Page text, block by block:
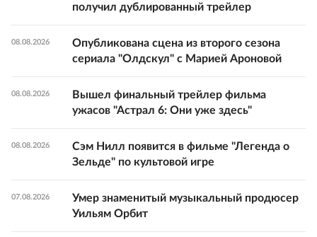
получил дублированный трейлер
08.08.2026
Опубликована сцена из второго сезона
сериала "Олдскул" с Марией Ароновой
08.08.2026
Вышел финальный трейлер фильма
ужасов "Астрал 6: Они уже здесь"
08.08.2026
Сэм Нилл появится в фильме "Легенда о
Зельде" по культовой игре
07.08.2026
Умер знаменитый музыкальный продюсер
Уильям Орбит